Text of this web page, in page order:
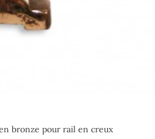
bronze pour rail en creux